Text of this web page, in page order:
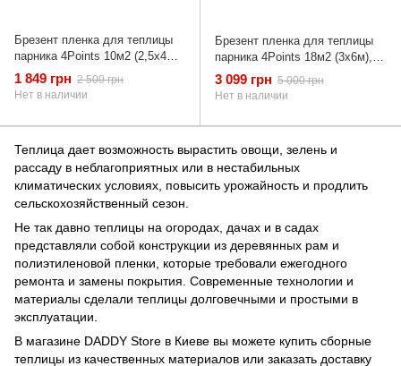
Брезент пленка для теплицы
парника 4Points 10м2 (2,5х4м),
Зеленый
1 849 грн 2 500 грн
Нет в наличии
Брезент пленка для теплицы
парника 4Points 18м2 (3х6м),
Зеленый
3 099 грн 5 000 грн
Нет в наличии
Теплица дает возможность вырастить овощи, зелень и
рассаду в неблагоприятных или в нестабильных
климатических условиях, повысить урожайность и продлить
сельскохозяйственный сезон.
Не так давно теплицы на огородах, дачах и в садах
представляли собой конструкции из деревянных рам и
полиэтиленовой пленки, которые требовали ежегодного
ремонта и замены покрытия. Современные технологии и
материалы сделали теплицы долговечными и простыми в
эксплуатации.
В магазине DADDY Store в Киеве вы можете купить сборные
теплицы из качественных материалов или заказать доставку